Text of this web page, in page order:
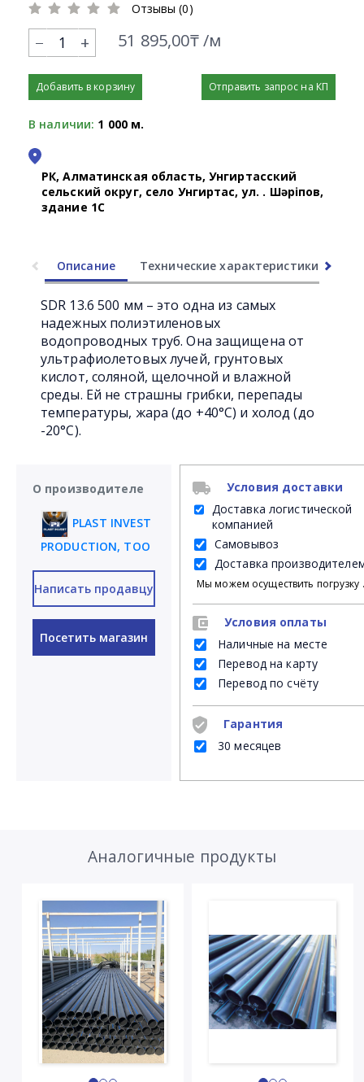
Отзывы (0)
+ 51 895,00₸ /м
Добавить в корзину Отправить запрос на КП
В наличии: 1 000 м.
РК, Алматинская область, Унгиртасский
сельский округ, село Унгиртас, ул. Қ. Шәріпов,
здание 1С
Описание Технические характеристики
SDR 13.6 500 мм – это одна из самых
надежных полиэтиленовых
водопроводных труб. Она защищена от
ультрафиолетовых лучей, грунтовых
кислот, соляной, щелочной и влажной
среды. Ей не страшны грибки, перепады
температуры, жара (до +40°C) и холод (до
-20°C).
О производителе
PLAST INVEST
PRODUCTION, ТОО
Написать продавцу
Посетить магазин
Условия доставки
Доставка логистической
компанией
Самовывоз
Доставка
Мы можем осуществить погрузку
Условия оплаты
Наличные на месте
Перевод на карту
Перевод по счёту
Гарантия
30 месяцев
Аналогичные продукты